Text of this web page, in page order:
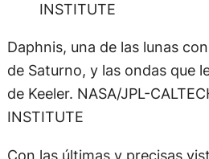
Daphnis, una de las lunas
de Saturno, y las ondas que
de Keeler. NASA/JPL-
INSTITUTE
Con las últimas y precisas